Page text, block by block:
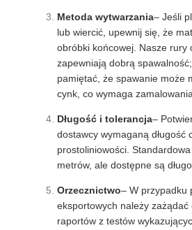
Metoda wytwarzania– Jeśli
lub wiercić, upewnij się, że
obróbki końcowej. Nasze rury
zapewniają dobrą
pamiętać, że spawanie może
cynk, co wymaga
Długość i tolerancja–
dostawcy wymaganą długość
prostoliniowości. Standardowa
metrów, ale dostępne są
Orzecznictwo– W przypadku
eksportowych należy
raportów z testów